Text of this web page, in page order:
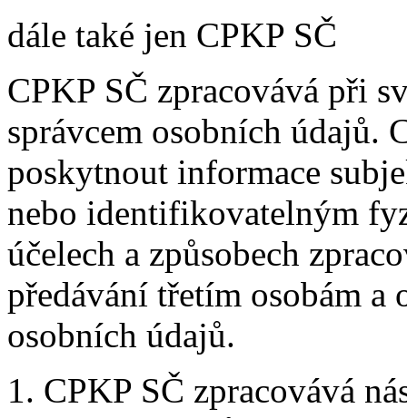
dále také jen CPKP SČ
CPKP SČ zpracovává při
správcem osobních údajů.
poskytnout informace
nebo identifikovatelným
účelech a způsobech
předávání třetím osobám a
osobních údajů.
1. CPKP SČ zpracovává